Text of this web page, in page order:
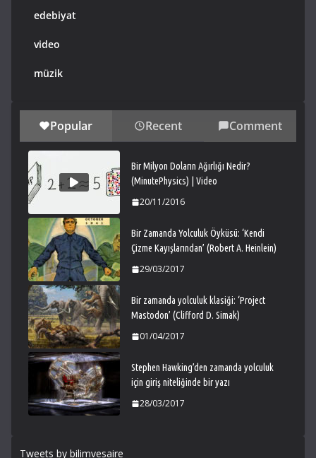
edebiyat
video
müzik
Popular Recent Comment
Bir Milyon Doların Ağırlığı Nedir?
(MinutePhysics) | Video
20/11/2016
Bir Zamanda Yolculuk Öyküsü: ‘Kendi
Çizme Kayışlarından’ (Robert A. Heinlein)
29/03/2017
Bir zamanda yolculuk klasiği: ‘Project
Mastodon’ (Clifford D. Simak)
01/04/2017
Stephen Hawking’den zamanda yolculuk
için giriş niteliğinde bir yazı
28/03/2017
Tweets by bilimvesaire